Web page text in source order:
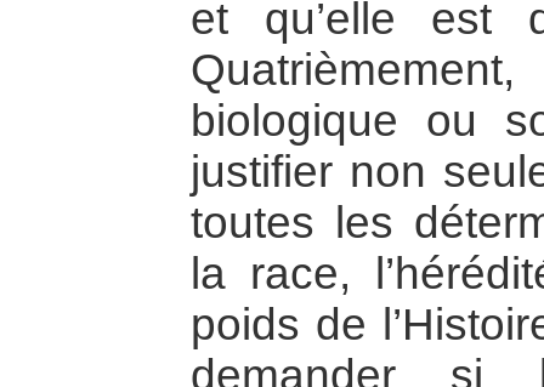
et qu’elle est
biologique ou
justifier non
toutes les
la race,
poids de
demander si